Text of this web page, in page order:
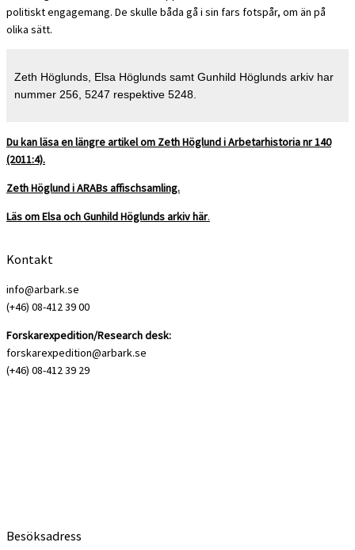
politiskt engagemang. De skulle båda gå i sin fars fotspår, om än på
olika sätt.
Zeth Höglunds, Elsa Höglunds samt Gunhild Höglunds arkiv har
nummer 256, 5247 respektive 5248.
Du kan läsa en längre artikel om Zeth Höglund i Arbetarhistoria nr 140
(2011:4).
Zeth Höglund i ARABs affischsamling.
Läs om Elsa och Gunhild Höglunds arkiv här.
Kontakt
info@arbark.se
(+46) 08-412 39 00
Forskarexpedition/Research desk:
forskarexpedition@arbark.se
(+46) 08-412 39 29
Besöksadress